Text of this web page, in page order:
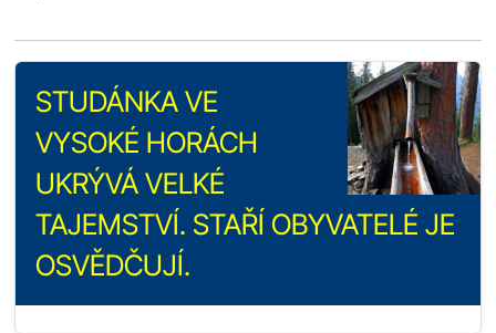
STUDÁNKA VE
VYSOKÉ HORÁCH
UKRÝVÁ VELKÉ
TAJEMSTVÍ. STAŘÍ OBYVATELÉ JE
OSVĚDČUJÍ.